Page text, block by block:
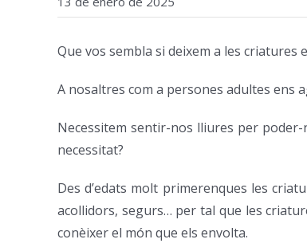
Que vos sembla si deixem a les criatures
A nosaltres com a persones adultes
Necessitem sentir-nos lliures per
necessitat?
Des d’edats molt primerenques les
acollidors, segurs… per tal que les
conèixer el món que els envolta.